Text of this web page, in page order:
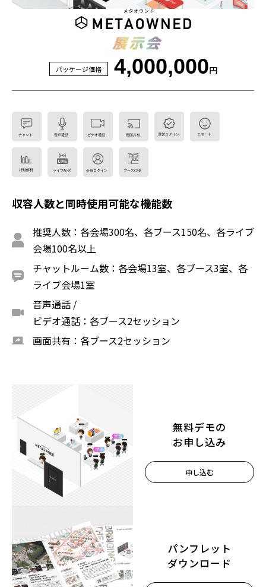
パッケージ価格 4,000,000円
収容人数と同時使用可能な機能数
推奨人数：各会場300名、各ブース150名、各ライブ
会場100名以上
チャットルーム数：各会場13室、各ブース3室、各
ライブ会場1室
音声通話 /
ビデオ通話：各ブース2セッション
画面共有：各ブース2セッション
無料デモの
お申し込み
申し込む
パンフレット
ダウンロード